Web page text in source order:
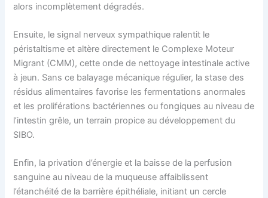
alors incomplètement dégradés.
Ensuite, le signal nerveux sympathique ralentit le
péristaltisme et altère directement le Complexe Moteur
Migrant (CMM), cette onde de nettoyage intestinale active
à jeun. Sans ce balayage mécanique régulier, la stase des
résidus alimentaires favorise les fermentations anormales
et les proliférations bactériennes ou fongiques au niveau de
l’intestin grêle, un terrain propice au développement du
SIBO.
Enfin, la privation d’énergie et la baisse de la perfusion
sanguine au niveau de la muqueuse affaiblissent
l’étanchéité de la barrière épithéliale, initiant un cercle